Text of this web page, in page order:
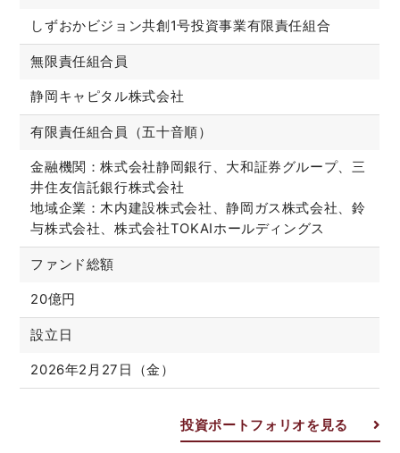
しずおかビジョン共創1号投資事業有限責任組合
無限責任組合員
静岡キャピタル株式会社
有限責任組合員（五十音順）
金融機関：株式会社静岡銀行、大和証券グループ、三
井住友信託銀行株式会社
地域企業：木内建設株式会社、静岡ガス株式会社、鈴
与株式会社、株式会社TOKAIホールディングス
ファンド総額
20億円
設立日
2026年2月27日（金）
投資ポートフォリオを見る